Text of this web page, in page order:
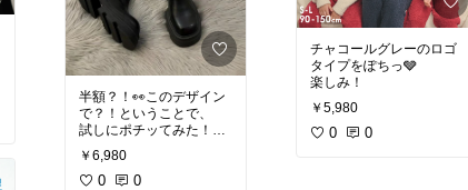
半額？！👀このデザイン
で？！ということで、
試しにポチッてみた！！
大当たりだといいな💓
￥6,980
0 0
チャコールグレーのロゴ
タイプをぽちっ🩶
楽しみ！
￥5,980
0 0